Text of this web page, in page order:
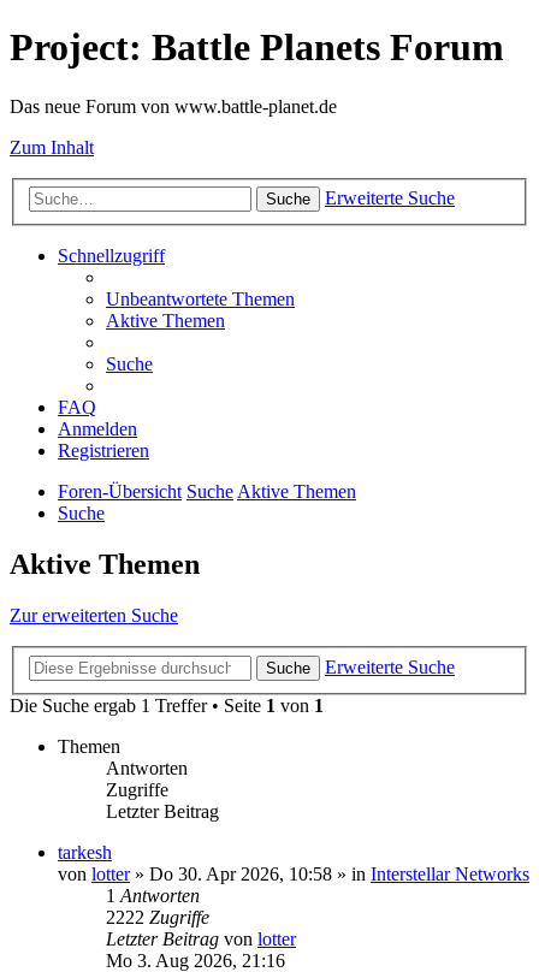
Project: Battle Planets Forum
Das neue Forum von www.battle-planet.de
Zum Inhalt
Suche Erweiterte Suche
Schnellzugriff
Unbeantwortete Themen
Aktive Themen
Suche
FAQ
Anmelden
Registrieren
Foren-Übersicht SucheAktive Themen
Suche
Aktive Themen
Zur erweiterten Suche
Suche
Erweiterte Suche
Die Suche ergab 1 Treffer • Seite 1 von 1
Themen
Antworten
Zugriffe
Letzter Beitrag
tarkesh
von lotter» Do 30. Apr 2026, 10:58 » in Interstellar Networks
1 Antworten
2222 Zugriffe
Letzter Beitrag von lotter
Mo 3. Aug 2026, 21:16